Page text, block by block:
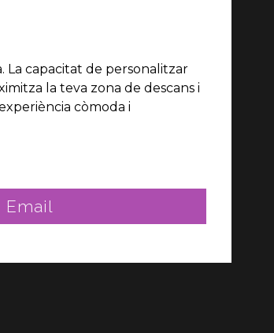
La capacitat de personalitzar
la teva zona de descans i
còmoda i
Email